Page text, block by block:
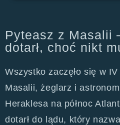
Pyteasz z Masalii
dotarł, choć nikt
Wszystko zaczęło się w
Masalii, żeglarz i
Heraklesa na północ
dotarł do lądu, który